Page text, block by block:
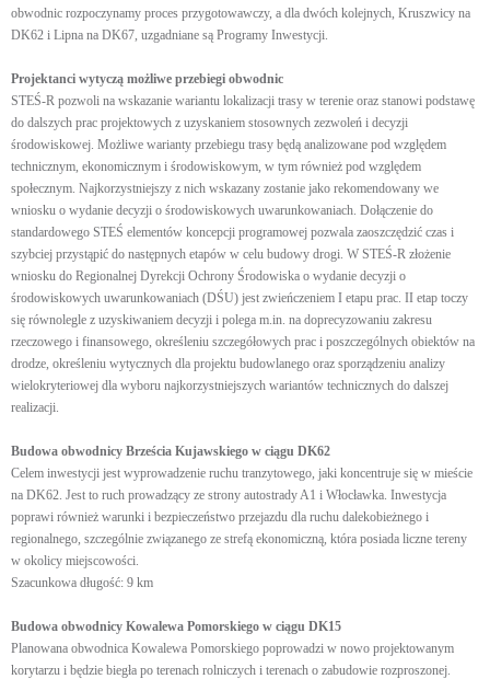
obwodnic rozpoczynamy proces przygotowawczy, a dla dwóch kolejnych, Kruszwicy na
DK62 i Lipna na DK67, uzgadniane są Programy Inwestycji.
Projektanci wytyczą możliwe przebiegi obwodnic
STEŚ-R pozwoli na wskazanie wariantu lokalizacji trasy w terenie oraz stanowi podstawę
do dalszych prac projektowych z uzyskaniem stosownych zezwoleń i decyzji
środowiskowej. Możliwe warianty przebiegu trasy będą analizowane pod względem
technicznym, ekonomicznym i środowiskowym, w tym również pod względem
społecznym. Najkorzystniejszy z nich wskazany zostanie jako rekomendowany we
wniosku o wydanie decyzji o środowiskowych uwarunkowaniach. Dołączenie do
standardowego STEŚ elementów koncepcji programowej pozwala zaoszczędzić czas i
szybciej przystąpić do następnych etapów w celu budowy drogi. W STEŚ-R złożenie
wniosku do Regionalnej Dyrekcji Ochrony Środowiska o wydanie decyzji o
środowiskowych uwarunkowaniach (DŚU) jest zwieńczeniem I etapu prac. II etap toczy
się równolegle z uzyskiwaniem decyzji i polega m.in. na doprecyzowaniu zakresu
rzeczowego i finansowego, określeniu szczegółowych prac i poszczególnych obiektów na
drodze, określeniu wytycznych dla projektu budowlanego oraz sporządzeniu analizy
wielokryteriowej dla wyboru najkorzystniejszych wariantów technicznych do dalszej
realizacji.
Budowa obwodnicy Brześcia Kujawskiego w ciągu DK62
Celem inwestycji jest wyprowadzenie ruchu tranzytowego, jaki koncentruje się w mieście
na DK62. Jest to ruch prowadzący ze strony autostrady A1 i Włocławka. Inwestycja
poprawi również warunki i bezpieczeństwo przejazdu dla ruchu dalekobieżnego i
regionalnego, szczególnie związanego ze strefą ekonomiczną, która posiada liczne tereny
w okolicy miejscowości.
Szacunkowa długość: 9 km
Budowa obwodnicy Kowalewa Pomorskiego w ciągu DK15
Planowana obwodnica Kowalewa Pomorskiego poprowadzi w nowo projektowanym
korytarzu i będzie biegła po terenach rolniczych i terenach o zabudowie rozproszonej.